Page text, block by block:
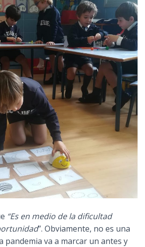
“Es en medio de la dificultad
”. Obviamente, no es una
pandemia va a marcar un antes y